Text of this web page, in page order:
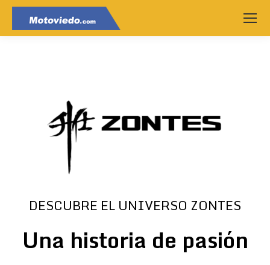
DESCUBRE EL UNIVERSO ZONTES
Una historia de pasión